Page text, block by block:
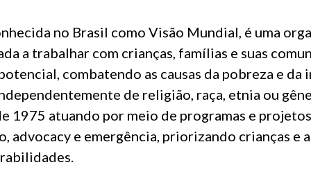
no Brasil como Visão Mundial, é uma
a trabalhar com crianças, famílias e suas
combatendo as causas da pobreza e da
de religião, raça, etnia ou
1975 atuando por meio de programas e
advocacy e emergência, priorizando crianças e